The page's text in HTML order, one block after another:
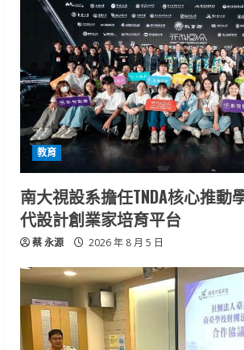
教育
南大視設系擔任TNDA核心推動
代設計創業家培育平台
蔡 永源 2026 年 8 月 5 日